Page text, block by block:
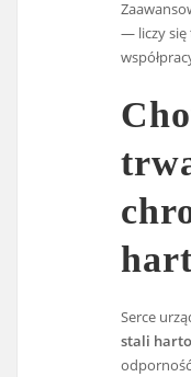
— liczy się
Serce
stali